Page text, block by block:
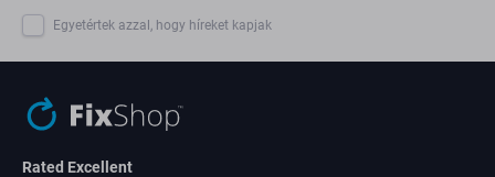
Egyetértek azzal, hogy híreket kapjak
Rated Excellent